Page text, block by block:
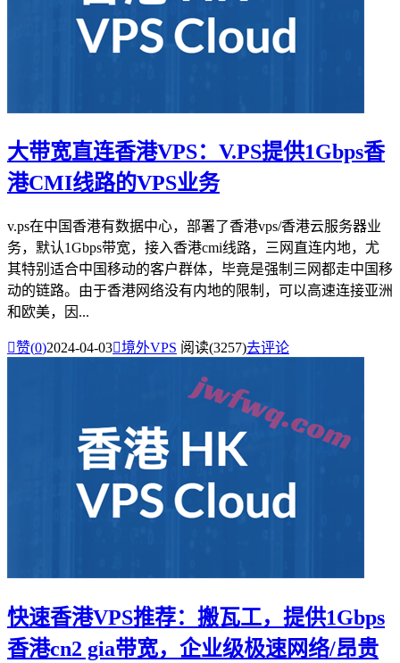
大带宽直连香港VPS：V.PS提供1Gbps香
港CMI线路的VPS业务
v.ps在中国香港有数据中心，部署了香港vps/香港云服务器业
务，默认1Gbps带宽，接入香港cmi线路，三网直连内地，尤
其特别适合中国移动的客户群体，毕竟是强制三网都走中国移
动的链路。由于香港网络没有内地的限制，可以高速连接亚洲
和欧美，因...
赞(0)2024-04-03境外VPS 阅读(3257)去评论
快速香港VPS推荐：搬瓦工，提供1Gbps
香港cn2 gia带宽，企业级极速网络/昂贵